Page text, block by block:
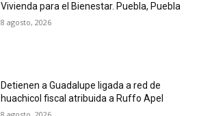
Vivienda para el Bienestar. Puebla, Puebla
8 agosto, 2026
Detienen a Guadalupe ligada a red de
huachicol fiscal atribuida a Ruffo Apel